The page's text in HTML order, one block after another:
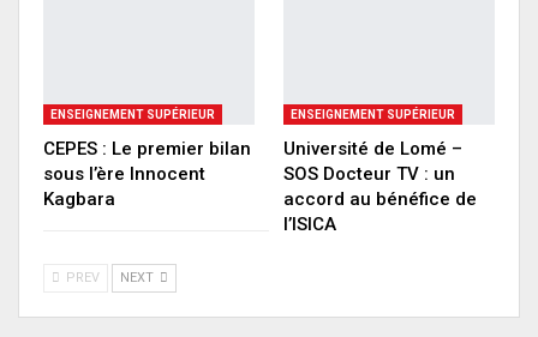
ENSEIGNEMENT SUPÉRIEUR
CEPES : Le premier bilan
sous l’ère Innocent
Kagbara
ENSEIGNEMENT SUPÉRIEUR
Université de Lomé –
SOS Docteur TV : un
accord au bénéfice de
l’ISICA
PREV NEXT